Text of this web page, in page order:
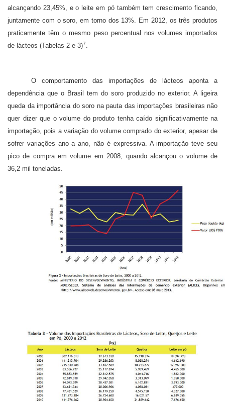
alcançando 23,45%, e o leite em pó também tem crescimento ficando,
juntamente com o soro, em torno dos 13%. Em 2012, os três produtos
praticamente têm o mesmo peso percentual nos volumes importados
de lácteos (Tabelas 2 e 3)7.
O comportamento das importações de lácteos aponta a
dependência que o Brasil tem do soro produzido no exterior. A ligeira
queda da importância do soro na pauta das importações brasileiras não
quer dizer que o volume do produto tenha caído significativamente na
importação, pois a variação do volume comprado do exterior, apesar de
sofrer variações ano a ano, não é expressiva. A importação teve seu
pico de compra em volume em 2008, quando alcançou o volume de
36,2 mil toneladas.